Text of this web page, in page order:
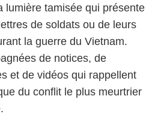
lumière tamisée qui présente
de soldats ou de leurs
la guerre du Vietnam.
de notices, de
et de vidéos qui rappellent
du conflit le plus meurtrier